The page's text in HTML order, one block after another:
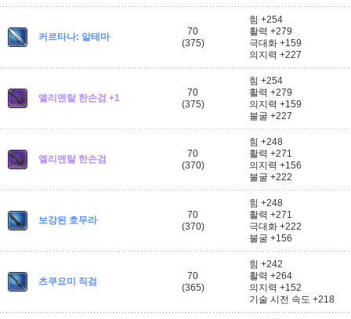
커르타나: 알테마
70
(375)
힘 +254
활력 +279
극대화 +159
의지력 +227
엘리멘탈 한손검 +1
70
(375)
힘 +254
활력 +279
의지력 +159
불굴 +227
엘리멘탈 한손검
70
(370)
힘 +248
활력 +271
의지력 +156
불굴 +222
보강된 호무라
70
(370)
힘 +248
활력 +271
극대화 +222
불굴 +156
츠쿠요미 직검
70
(365)
힘 +242
활력 +264
의지력 +152
기술 시전 속도 +218